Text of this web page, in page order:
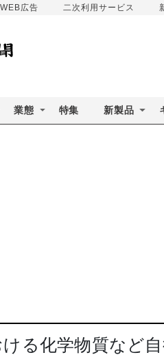
WEB広告 二次利用サービス
業態 特集 新製品
る化学物質など